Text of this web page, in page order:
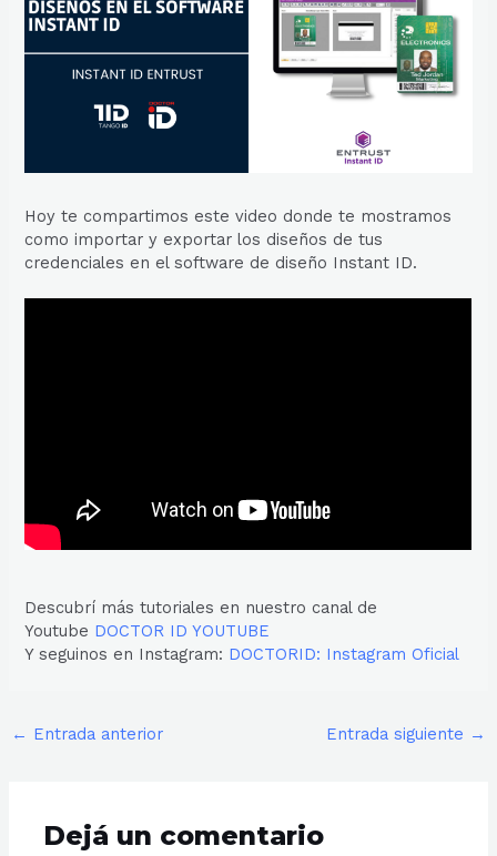
Hoy te compartimos este video donde te mostramos
como importar y exportar los diseños de tus
credenciales en el software de diseño Instant ID.
Descubrí más tutoriales en nuestro canal de
Youtube DOCTOR ID YOUTUBE
Y seguinos en Instagram: DOCTORID: Instagram Oficial
← Entrada anterior Entrada siguiente →
Dejá un comentario